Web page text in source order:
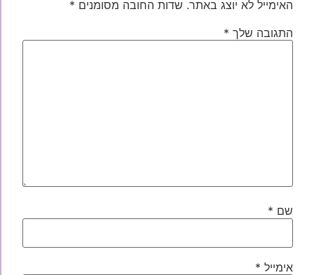
האימייל לא יוצג באתר. שדות החובה מסומנים *
התגובה שלך *
שם *
אימייל *